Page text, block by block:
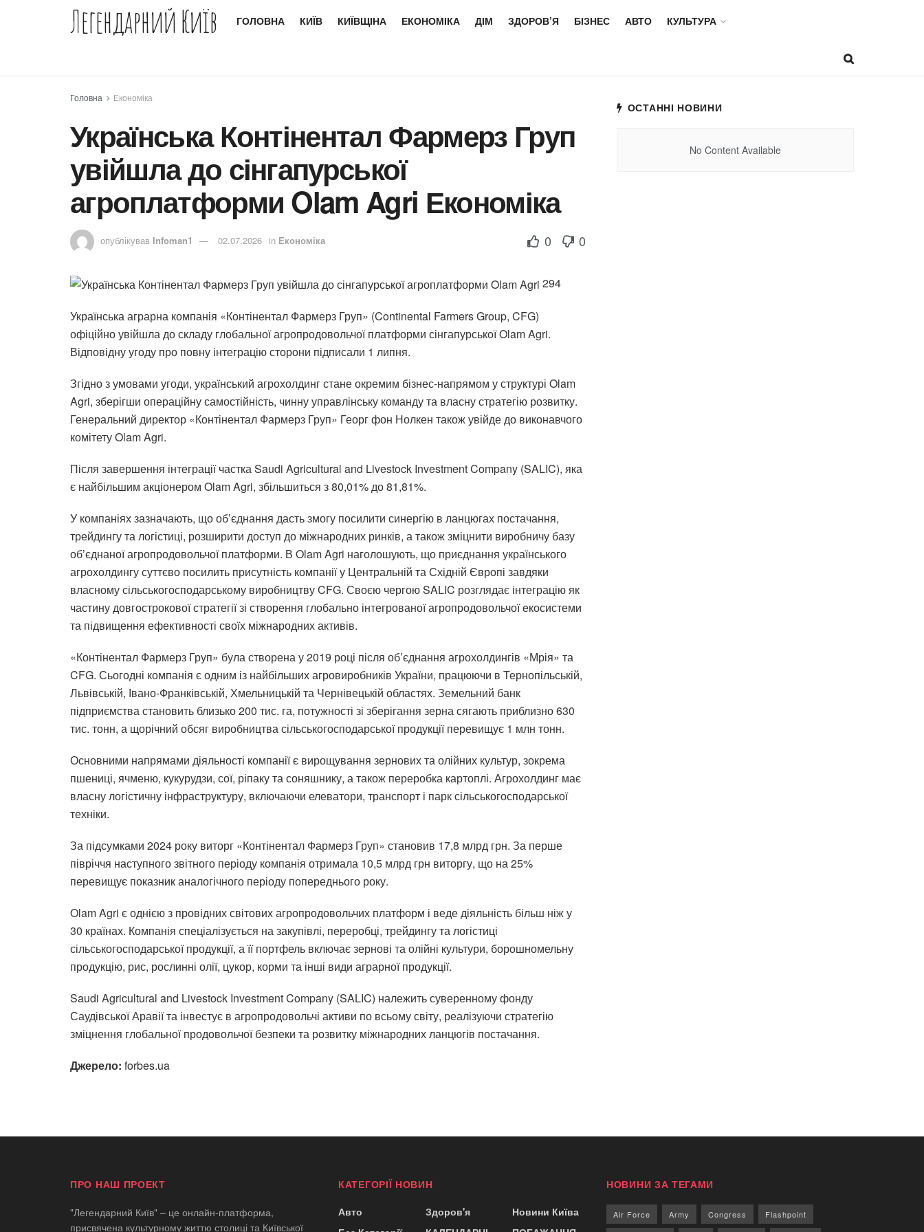
Легендарний Київ ГОЛОВНА КИЇВ КИЇВЩІНА ЕКОНОМІКА ДІМ ЗДОРОВ’Я БІЗНЕС АВТО КУЛЬТУРА
Головна Економіка
Українська Контінентал Фармерз Груп
увійшла до сінгапурської
агроплатформи Olam Agri Економіка
опублікував Infoman1 02.07.2026 in Економіка 0 0
294
Українська аграрна компанія «Контінентал Фармерз Груп» (Continental Farmers Group, CFG)
офіційно увійшла до складу глобальної агропродовольчої платформи сінгапурської Olam Agri.
Відповідну угоду про повну інтеграцію сторони підписали 1 липня.
Згідно з умовами угоди, український агрохолдинг стане окремим бізнес-напрямом у структурі Olam
Agri, зберігши операційну самостійність, чинну управлінську команду та власну стратегію розвитку.
Генеральний директор «Контінентал Фармерз Груп» Георг фон Нолкен також увійде до виконавчого
комітету Olam Agri.
Після завершення інтеграції частка Saudi Agricultural and Livestock Investment Company (SALIC), яка
є найбільшим акціонером Olam Agri, збільшиться з 80,01% до 81,81%.
У компаніях зазначають, що об’єднання дасть змогу посилити синергію в ланцюгах постачання,
трейдингу та логістиці, розширити доступ до міжнародних ринків, а також зміцнити виробничу базу
об’єднаної агропродовольчої платформи. В Olam Agri наголошують, що приєднання українського
агрохолдингу суттєво посилить присутність компанії у Центральній та Східній Європі завдяки
власному сільськогосподарському виробництву CFG. Своєю чергою SALIC розглядає інтеграцію як
частину довгострокової стратегії зі створення глобально інтегрованої агропродовольчої екосистеми
та підвищення ефективності своїх міжнародних активів.
«Контінентал Фармерз Груп» була створена у 2019 році після об’єднання агрохолдингів «Мрія» та
CFG. Сьогодні компанія є одним із найбільших агровиробників України, працюючи в Тернопільській,
Львівській, Івано-Франківській, Хмельницькій та Чернівецькій областях. Земельний банк
підприємства становить близько 200 тис. га, потужності зі зберігання зерна сягають приблизно 630
тис. тонн, а щорічний обсяг виробництва сільськогосподарської продукції перевищує 1 млн тонн.
Основними напрямами діяльності компанії є вирощування зернових та олійних культур, зокрема
пшениці, ячменю, кукурудзи, сої, ріпаку та соняшнику, а також переробка картоплі. Агрохолдинг має
власну логістичну інфраструктуру, включаючи елеватори, транспорт і парк сільськогосподарської
техніки.
За підсумками 2024 року виторг «Контінентал Фармерз Груп» становив 17,8 млрд грн. За перше
півріччя наступного звітного періоду компанія отримала 10,5 млрд грн виторгу, що на 25%
перевищує показник аналогічного періоду попереднього року.
Olam Agri є однією з провідних світових агропродовольчих платформ і веде діяльність більш ніж у
30 країнах. Компанія спеціалізується на закупівлі, переробці, трейдингу та логістиці
сільськогосподарської продукції, а її портфель включає зернові та олійні культури, борошномельну
продукцію, рис, рослинні олії, цукор, корми та інші види аграрної продукції.
Saudi Agricultural and Livestock Investment Company (SALIC) належить суверенному фонду
Саудівської Аравії та інвестує в агропродовольчі активи по всьому світу, реалізуючи стратегію
зміцнення глобальної продовольчої безпеки та розвитку міжнародних ланцюгів постачання.
Джерело: forbes.ua
ОСТАННІ НОВИНИ
No Content Available
ПРО НАШ ПРОЕКТ
"Легендарний Київ" – це онлайн-платформа,
присвячена культурному життю столиці та Київської
КАТЕГОРІЇ НОВИН
Авто
Здоров'я
Новини Київа
НОВИНИ ЗА ТЕГАМИ
Air Force Army Congress Flashpoint